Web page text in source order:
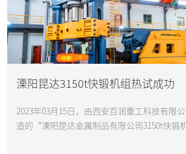
溧阳昆达3150t快锻机组热试成功
2023年03月15日，由西安百润重工科技有限
造的“溧阳昆达金属制品有限公司3150t快锻